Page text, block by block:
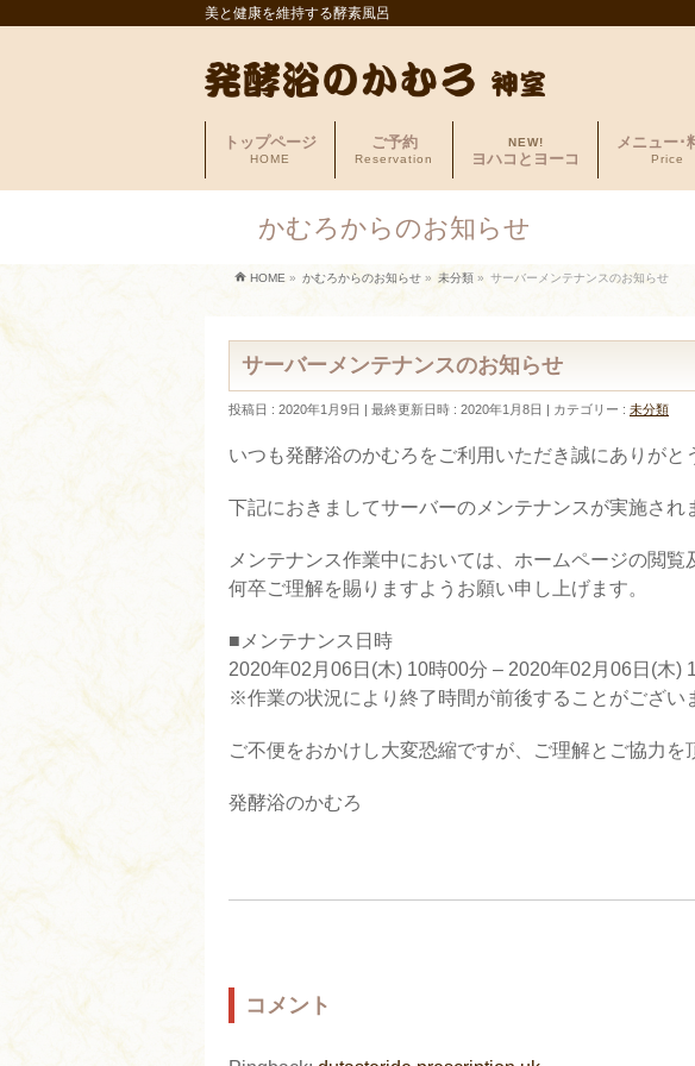
美と健康を維持する酵素風呂
トップページ
HOME
ご予約
Reservation
NEW!
ヨハコとヨーコ
メニュー･
Price
かむろからのお知らせ
HOME » かむろからのお知らせ » 未分類 » サーバーメンテナンスのお知らせ
サーバーメンテナンスのお知らせ
投稿日 : 2020年1月9日 最終更新日時 : 2020年1月8日 カテゴリー : 未分類
いつも発酵浴のかむろをご利用いただき誠にありがと
下記におきましてサーバーのメンテナンスが実施され
メンテナンス作業中においては、ホームページの閲覧
何卒ご理解を賜りますようお願い申し上げます。
■メンテナンス日時
2020年02月06日(木) 10時00分 – 2020年02月06日(木)
※作業の状況により終了時間が前後することがござい
ご不便をおかけし大変恐縮ですが、ご理解とご協力を
発酵浴のかむろ
コメント